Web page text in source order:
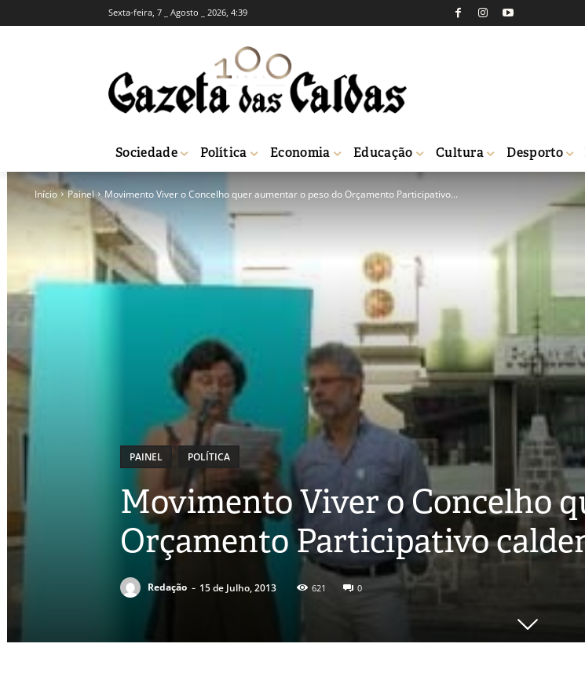
Sexta-feira, 7 _ Agosto _ 2026, 4:39
Sociedade Política Economia Educação Cultura Desporto
Início Painel Movimento Viver o Concelho quer aumentar o peso do Orçamento Participativo...
PAINEL POLÍTICA
Movimento Viver o Concelho
Orçamento Participativo
Redação - 15 de Julho, 2013 621 0